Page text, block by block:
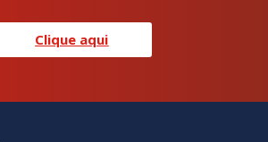
Clique aqui